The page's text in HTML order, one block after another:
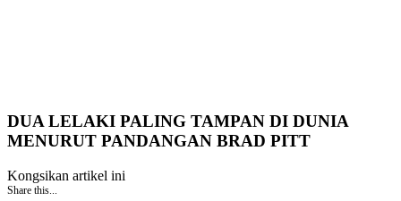
DUA LELAKI PALING TAMPAN DI DUNIA
MENURUT PANDANGAN BRAD PITT
Kongsikan artikel ini
Share this...